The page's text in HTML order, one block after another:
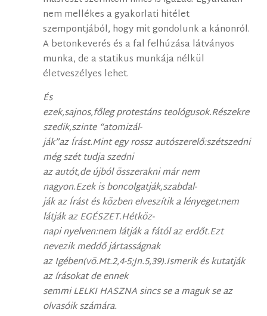
nem mellékes a gyakorlati hitélet
szempontjából, hogy mit gondolunk a kánonról.
A betonkeverés és a fal felhúzása látványos
munka, de a statikus munkája nélkül
életveszélyes lehet.
És
ezek,sajnos,főleg protestáns teológusok.Részekre
szedik,szinte “atomizál-
ják”az Írást.Mint egy rossz autószerelő:szétszedni
még szét tudja szedni
az autót,de újból összerakni már nem
nagyon.Ezek is boncolgatják,szabdal-
ják az Írást és közben elveszítik a lényeget:nem
látják az EGÉSZET.Hétköz-
napi nyelven:nem látják a fától az erdőt.Ezt
nevezik meddő jártasságnak
az Igében(vö.Mt.2,4-5;Jn.5,39).Ismerik és kutatják
az írásokat de ennek
semmi LELKI HASZNA sincs se a maguk se az
olvasóik számára.